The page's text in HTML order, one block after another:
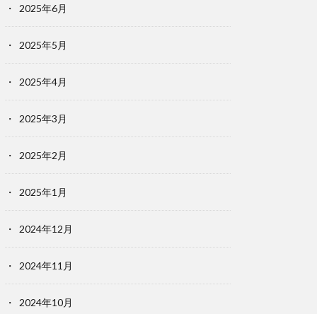
2025年6月
2025年5月
2025年4月
2025年3月
2025年2月
2025年1月
2024年12月
2024年11月
2024年10月